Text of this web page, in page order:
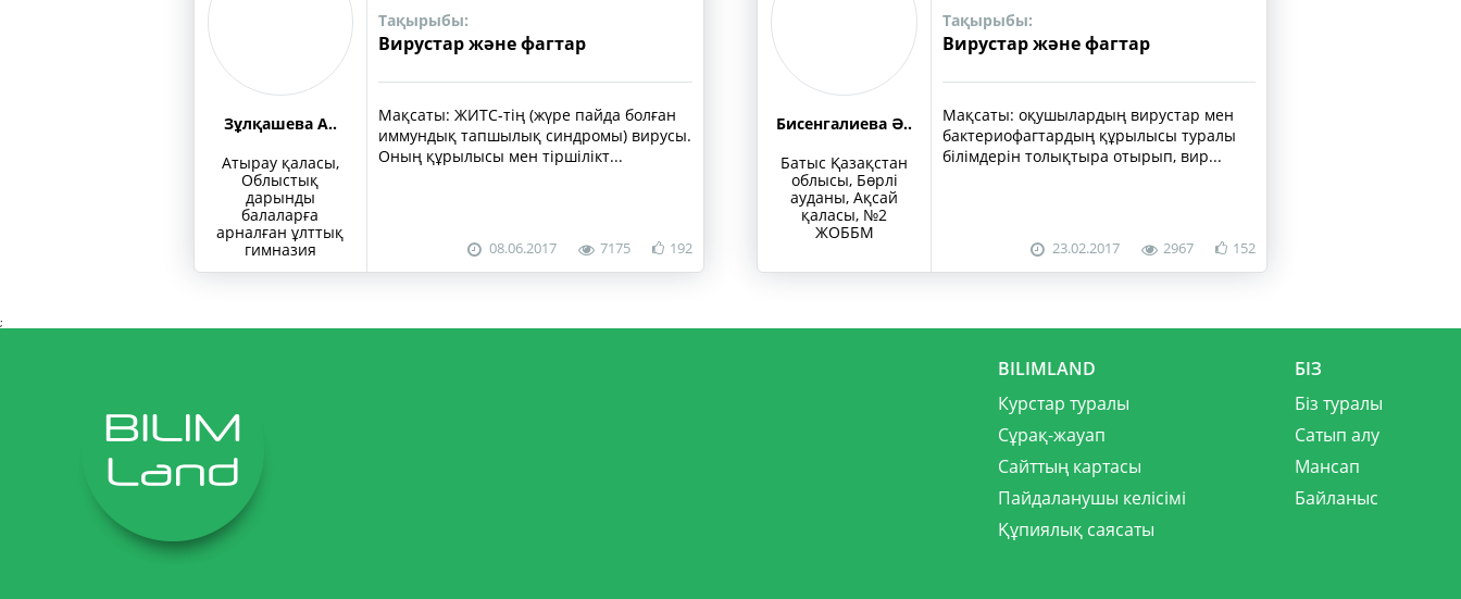
Зұлқашева А..
Атырау қаласы,
Облыстық
дарынды
балаларға
арналған ұлттық
гимназия
Тақырыбы:
Вирустар және фагтар
Мақсаты: ЖИТС-тің (жүре пайда болған
иммундық тапшылық синдромы) вирусы.
Оның құрылысы мен тіршілікт...
08.06.2017 7175 192
Бисенгалиева Ә..
Батыс Қазақстан
облысы, Бөрлі
ауданы, Ақсай
қаласы, №2
ЖОББМ
Тақырыбы:
Вирустар және фагтар
Мақсаты: оқушылардың вирустар мен
бактериофагтардың құрылысы туралы
білімдерін толықтыра отырып, вир...
23.02.2017 2967 152
;
BILIMLAND
Курстар туралы
Сұрақ-жауап
Сайттың картасы
Пайдаланушы келісімі
Құпиялық саясаты
БІЗ
Біз туралы
Сатып алу
Мансап
Байланыс